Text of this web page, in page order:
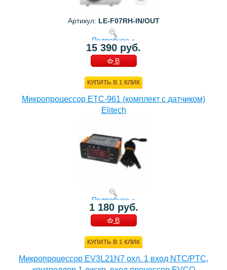
Артикул: LE-F07RH-IN/OUT
Подробнее »
15 390 руб.
В
КУПИТЬ В 1 КЛИК
Микропроцессор ETC-961 (комплект c датчиком)
Elitech
Подробнее »
1 180 руб.
В
КУПИТЬ В 1 КЛИК
Микропроцессор EV3L21N7 охл. 1 вход NTC/PTC,